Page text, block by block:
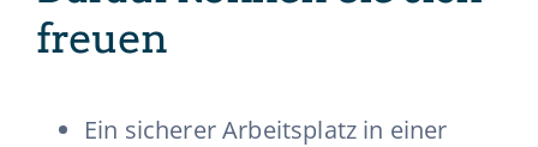
freuen
Ein sicherer Arbeitsplatz in einer